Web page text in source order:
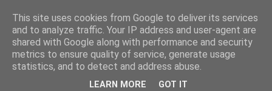
This site uses cookies from Google to deliver its services
and to analyze traffic. Your IP address and user-agent are
shared with Google along with performance and security
metrics to ensure quality of service, generate usage
statistics, and to detect and address abuse.
LEARN MORE GOT IT